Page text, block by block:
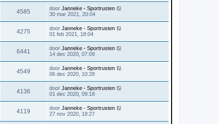
4585 door Janneke - Sportrusten
30 mar 2021, 20:04
4275 door Janneke - Sportrusten
01 feb 2021, 18:04
6441 door Janneke - Sportrusten
14 dec 2020, 07:09
4549 door Janneke - Sportrusten
06 dec 2020, 10:28
4136 door Janneke - Sportrusten
01 dec 2020, 09:18
4119 door Janneke - Sportrusten
27 nov 2020, 18:27